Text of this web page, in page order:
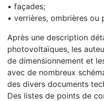
• façades;
• verrières, ombrières ou
Après une description
photovoltaïques, les
de dimensionnement et
avec de nombreux
des divers documents
Des listes de points de